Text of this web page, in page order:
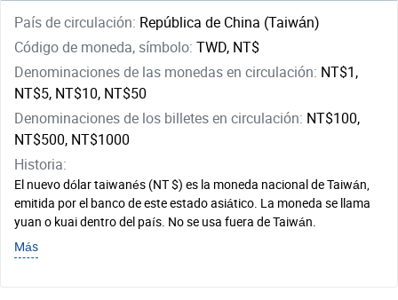
País de circulación: República de China (Taiwán)
Código de moneda, símbolo: TWD, NT$
Denominaciones de las monedas en circulación: NT$1,
NT$5, NT$10, NT$50
Denominaciones de los billetes en circulación: NT$100,
NT$500, NT$1000
Historia:
El nuevo dólar taiwanés (NT $) es la moneda nacional de Taiwán,
emitida por el banco de este estado asiático. La moneda se llama
yuan o kuai dentro del país. No se usa fuera de Taiwán.
Más